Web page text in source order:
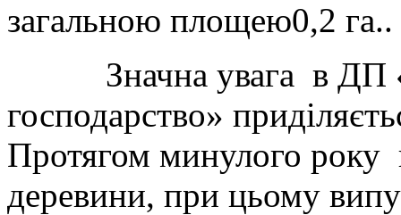
загальною площею0,2 га..
Значна увага в ДП
господарство»
Протягом минулого
деревини, при цьому